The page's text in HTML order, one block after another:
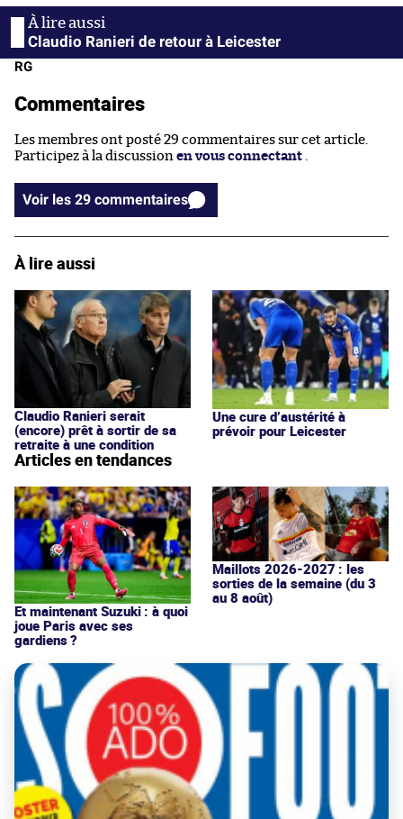
Claudio Ranieri de retour à Leicester
RG
Commentaires
Les membres ont posté 29 commentaires sur cet article.
Participez à la discussion en vous connectant
Voir les 29 commentaires
À lire aussi
Claudio Ranieri serait
(encore) prêt à sortir de sa
retraite à une condition
Une cure d’austérité à
prévoir pour Leicester
Articles en tendances
Et maintenant Suzuki : à quoi
joue Paris avec ses
gardiens ?
Maillots 2026-2027 : les
sorties de la semaine (du 3
au 8 août)